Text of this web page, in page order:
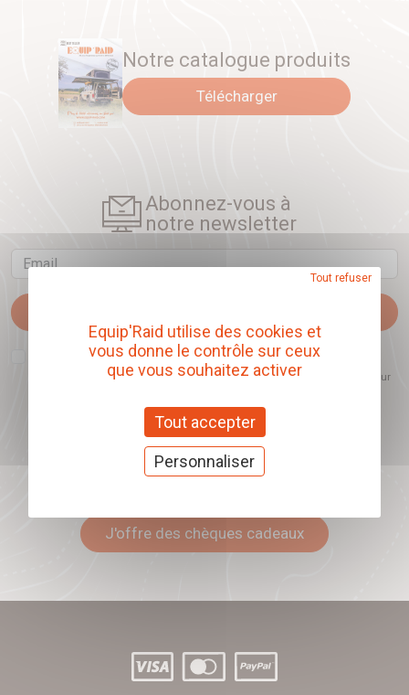
Notre catalogue produits
Télécharger
Abonnez-vous à
notre newsletter
Email
J'accepte que l'ouverture des newsletters soit mesurée, afin de mieux
comprendre les sujets qui m'intéressent et d'améliorer les contenus
proposés. Ce choix est modifiable à tout moment et reste sans incidence sur
Offrez nos chèques
J'offre des chèques cadeaux
Equip'Raid utilise des cookies et
vous donne le contrôle sur ceux
que vous souhaitez activer
Tout accepter
Tout refuser
Personnaliser